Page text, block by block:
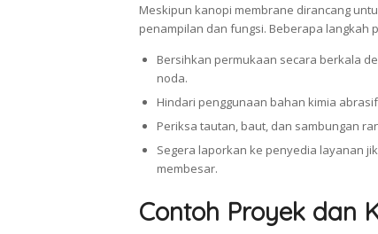
Meskipun kanopi membrane dirancang
penampilan dan fungsi. Beberapa langkah
Bersihkan permukaan secara berkala
noda.
Hindari penggunaan bahan kimia
Periksa tautan, baut, dan sambungan
Segera laporkan ke penyedia layanan
membesar.
Contoh Proyek dan